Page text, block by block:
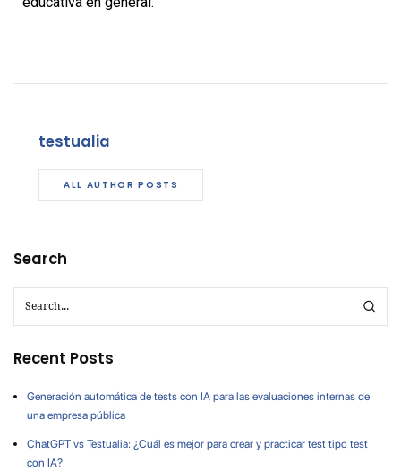
testualia
ALL AUTHOR POSTS
Search
Recent Posts
Generación automática de tests con IA para las evaluaciones internas de
una empresa pública
ChatGPT vs Testualia: ¿Cuál es mejor para crear y practicar test tipo test
con IA?